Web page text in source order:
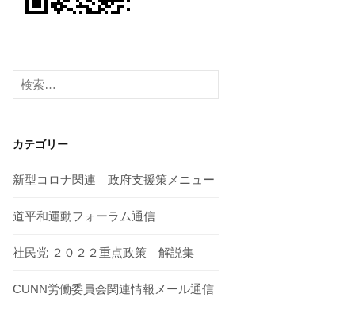
検
索:
カテゴリー
新型コロナ関連 政府支援策メニュー
道平和運動フォーラム通信
社民党 ２０２２重点政策 解説集
CUNN労働委員会関連情報メール通信